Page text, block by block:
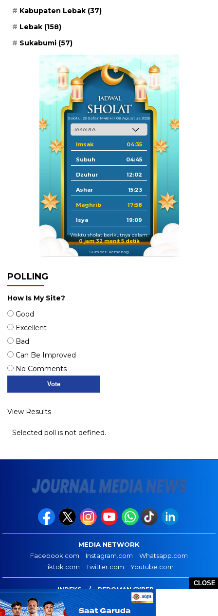
CLOSE
Kabupaten Lebak (37)
Lebak (158)
Sukabumi (57)
Sabtu, 23 Safar 1448 H / 08 Agustus 2026
Imsak 04:35
Subuh 04:45
Dzuhur 12:02
Ashar 15:23
Maghrib 17:58
Isya 19:09
Waktu sholat berikutnya dalam:
0 jam 32 menit 5 detik
Sumber: Kemenag
POLLING
How Is My Site?
Good
Excellent
Bad
Can Be Improved
No Comments
View Results
Selected poll is not defined.
MEDIA NETWORK
Facebook.com
Instagram.com
Whatsapp.com
Tiktok.com
Twitter.com Youtube.com
INDEKS PEDOMAN CYBER
JOURNAL MEDIA NEWS